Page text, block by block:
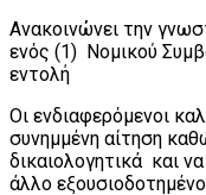
Ανακοινώνει την
ενός (1) Νομικού
εντολή
Οι ενδιαφερόμενοι
συνημμένη αίτηση
δικαιολογητικά και
άλλο